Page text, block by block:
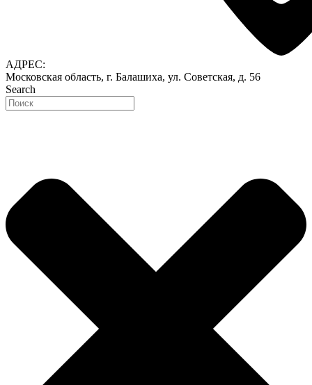
АДРЕС:
Московская область, г. Балашиха, ул. Советская, д. 56
Search